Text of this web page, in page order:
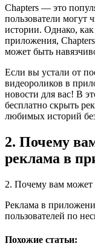
Chapters — это
пользователи могут
истории. Однако,
приложения,
может быть
Если вы устали от
видеороликов в
новости для вас! В
бесплатно скрыть
любимых историй
2. Почему
реклама в
2. Почему вам может
Реклама в
пользователей по
Похожие статьи: